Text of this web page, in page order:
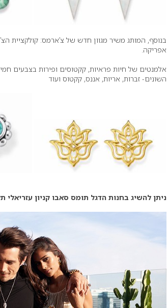
בנוסף, המותג משיר מגוון חדש של צ’ארמס:
אפריקה.
אלמנטים של חיות פראיות, קקטוסים ופירות בצבעים
השונים- זברות, אריות, אננס, קקטוס ועוד
ניתן להשיג בחנות הדגל תומס סאבו קניון עזריאלי